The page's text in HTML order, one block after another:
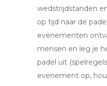
wedstrijdstanden
op tijd naar de
evenementen
mensen en leg je
padel uit
evenement op,